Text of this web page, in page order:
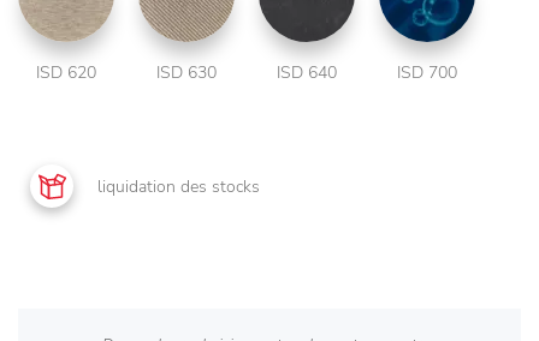
ISD 620 ISD 630 ISD 640 ISD 700
liquidation des stocks